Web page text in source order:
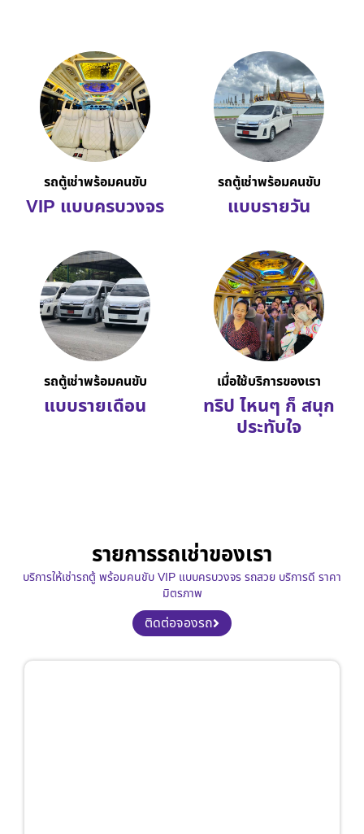
รถตู้เช่าพร้อมคนขับ
VIP แบบครบวงจร
รถตู้เช่าพร้อมคนขับ
แบบรายวัน
รถตู้เช่าพร้อมคนขับ
แบบรายเดือน
เมื่อใช้บริการของเรา
ทริป ไหนๆ ก็ สนุก
ประทับใจ
รายการรถเช่าของเรา
บริการให้เช่ารถตู้ พร้อมคนขับ VIP แบบครบวงจร รถสวย บริการดี ราคา
มิตรภาพ
ติดต่อจองรถ